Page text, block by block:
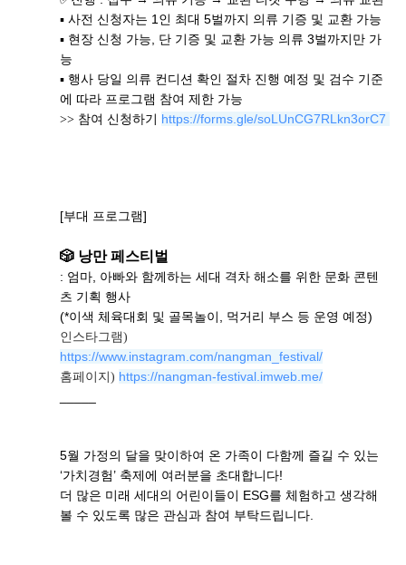
▪ 사전 신청자는 1인 최대 5벌까지 의류 기증 및 교환 가능
▪ 현장 신청 가능, 단 기증 및 교환 가능 의류 3벌까지만 가
능
▪ 행사 당일 의류 컨디션 확인 절차 진행 예정 및 검수 기준
에 따라 프로그램 참여 제한 가능
>> 참여 신청하기 https://forms.gle/soLUnCG7RLkn3orC7
[부대 프로그램]
🎲 낭만 페스티벌
: 엄마, 아빠와 함께하는 세대 격차 해소를 위한 문화 콘텐
츠 기획 행사
(*이색 체육대회 및 골목놀이, 먹거리 부스 등 운영 예정)
인스타그램)
https://www.instagram.com/nangman_festival/
홈페이지) https://nangman-festival.imweb.me/
5월 가정의 달을 맞이하여 온 가족이 다함께 즐길 수 있는
‘가치경험’ 축제에 여러분을 초대합니다!
더 많은 미래 세대의 어린이들이 ESG를 체험하고 생각해
볼 수 있도록 많은 관심과 참여 부탁드립니다.